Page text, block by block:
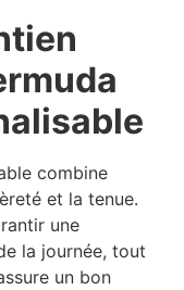
combine
et la tenue.
une
la journée, tout
un bon